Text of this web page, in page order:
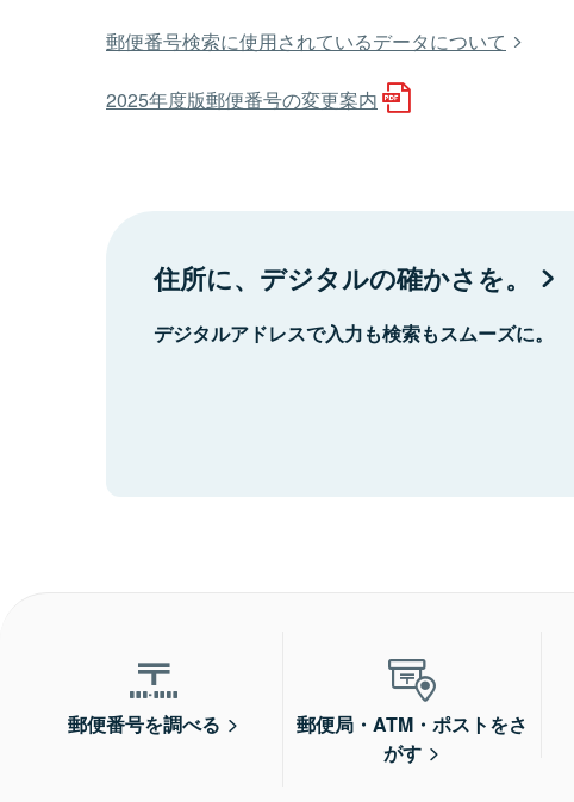
郵便番号検索に使用されているデータについて
2025年度版郵便番号の変更案内
住所に、デジタルの確かさを。
デジタルアドレスで入力も検索もスムーズに。
郵便番号を調べる
郵便局・ATM・ポストをさ
がす